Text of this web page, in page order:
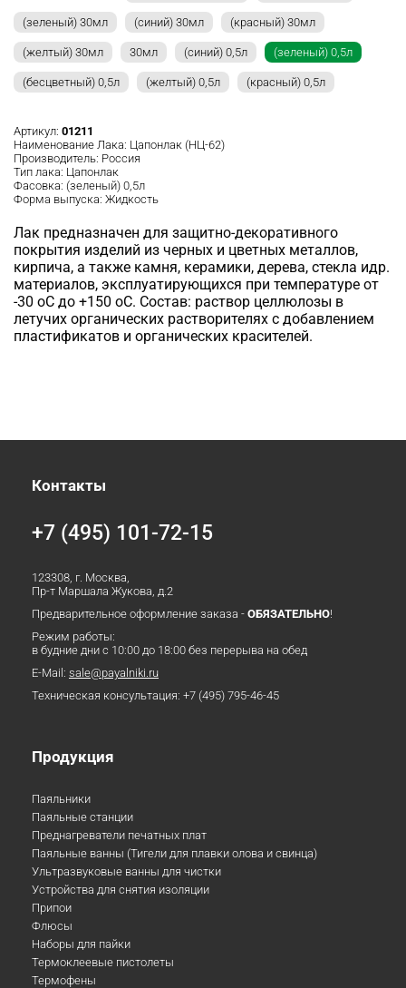
(зеленый) 30мл (синий) 30мл (красный) 30мл
(желтый) 30мл 30мл (синий) 0,5л (зеленый) 0,5л
(бесцветный) 0,5л (желтый) 0,5л (красный) 0,5л
Артикул: 01211
Наименование Лака: Цапонлак (НЦ-62)
Производитель: Россия
Тип лака: Цапонлак
Фасовка: (зеленый) 0,5л
Форма выпуска: Жидкость
Лак предназначен для защитно-декоративного
покрытия изделий из черных и цветных металлов,
кирпича, а также камня, керамики, дерева, стекла идр.
материалов, эксплуатирующихся при температуре от
-30 оC до +150 оC. Состав: раствор целлюлозы в
летучих органических растворителях с добавлением
пластификатов и органических красителей.
Контакты
+7 (495) 101-72-15
123308, г. Москва,
Пр-т Маршала Жукова, д.2
Предварительное оформление заказа - ОБЯЗАТЕЛЬНО!
Режим работы:
в будние дни с 10:00 до 18:00 без перерыва на обед
E-Mail: sale@payalniki.ru
Техническая консультация: +7 (495) 795-46-45
Продукция
Паяльники
Паяльные станции
Преднагреватели печатных плат
Паяльные ванны (Тигели для плавки олова и свинца)
Ультразвуковые ванны для чистки
Устройства для снятия изоляции
Припои
Флюсы
Наборы для пайки
Термоклеевые пистолеты
Термофены